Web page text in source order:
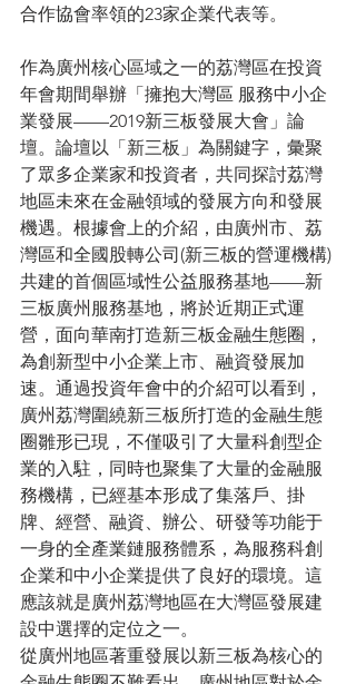
合作協會率領的23家企業代表等。
作為廣州核心區域之一的荔灣區在投資
年會期間舉辦「擁抱大灣區 服務中小企
業發展­——2019新三板發展大會」論
壇。論壇以「新三板」為關鍵字，彙聚
了眾多企業家和投資者，共同探討荔灣
地區未來在金融領域的發展方向和發展
機遇。根據會上的介紹，由廣州市、荔
灣區和全國股轉公司(新三板的營運機構)
共建的首個區域性公益服務基地——新
三板廣州服務基地，將於近期正式運
營，面向華南打造新三板金融生態圈，
為創新型中小企業上市、融資發展加
速。通過投資年會中的介紹可以看到，
廣州荔灣圍繞新三板所打造的金融生態
圈雛形已現，不僅吸引了大量科創型企
業的入駐，同時也聚集了大量的金融服
務機構，已經基本形成了集落戶、掛
牌、經營、融資、辦公、研發等功能于
一身的全產業鏈服務體系，為服務科創
企業和中小企業提供了良好的環境。這
應該就是廣州荔灣地區在大灣區發展建
設中選擇的定位之一。
從廣州地區著重發展以新三板為核心的